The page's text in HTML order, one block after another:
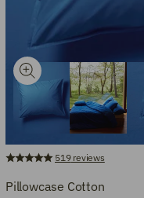
519reviews
Pillowcase Cotton